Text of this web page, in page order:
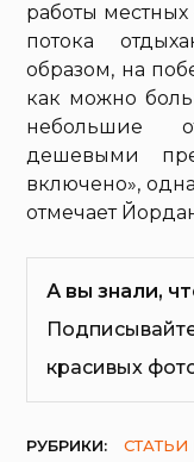
работы
потока
образом, на
как можно
небольшие
дешевыми
включено»,
отмечает
А вы знали,
красивых
РУБРИКИ: